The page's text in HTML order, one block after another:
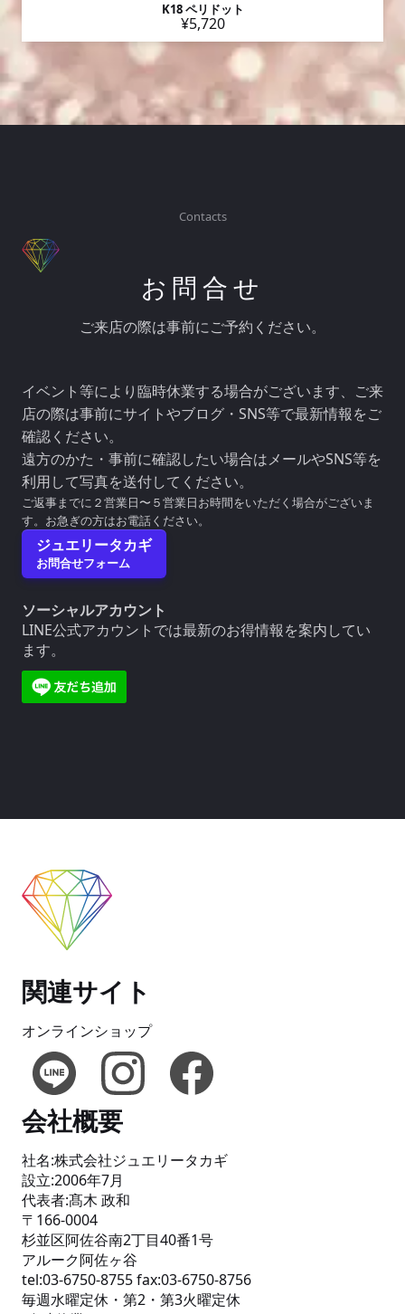
K18 ペリドット
¥5,720
Contacts
お問合せ
ご来店の際は事前にご予約ください。
イベント等により臨時休業する場合がございます、ご来
店の際は事前にサイトやブログ・SNS等で最新情報をご
確認ください。
遠方のかた・事前に確認したい場合はメールやSNS等を
利用して写真を送付してください。
ご返事までに２営業日〜５営業日お時間をいただく場合がございま
す。お急ぎの方はお電話ください。
ジュエリータカギ
お問合せフォーム
ソーシャルアカウント
LINE公式アカウントでは最新のお得情報を案内してい
ます。
関連サイト
オンラインショップ
会社概要
社名:株式会社ジュエリータカギ
設立:2006年7月
代表者:髙木 政和
〒166-0004
杉並区阿佐谷南2丁目40番1号
アルーク阿佐ヶ谷
tel:03-6750-8755 fax:03-6750-8756
毎週水曜定休・第2・第3火曜定休